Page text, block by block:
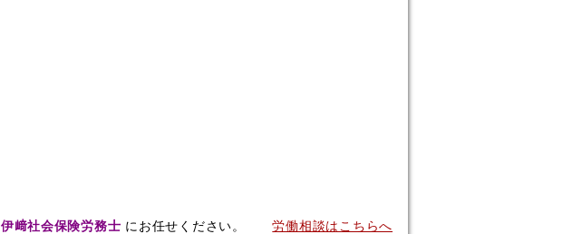
伊﨑社会保険労務士 にお任せください。労働相談はこちらへ